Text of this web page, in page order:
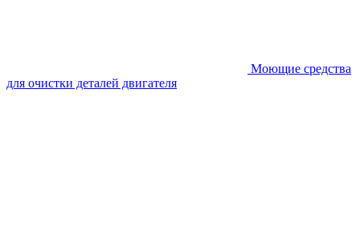
Моющие средства
для очистки деталей двигателя